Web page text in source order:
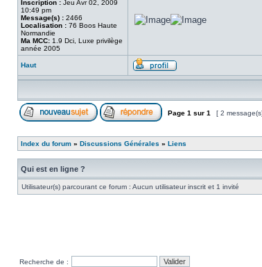
Inscription : Jeu Avr 02, 2009
10:49 pm
Message(s) : 2466
Localisation : 76 Boos Haute
Normandie
Ma MCC: 1.9 Dci, Luxe privilège
année 2005
Haut
Page 1 sur 1 [ 2
Index du forum » Discussions Générales » Liens
Qui est en ligne ?
Utilisateur(s) parcourant ce forum : Aucun utilisateur inscrit et 1 invité
Recherche de :